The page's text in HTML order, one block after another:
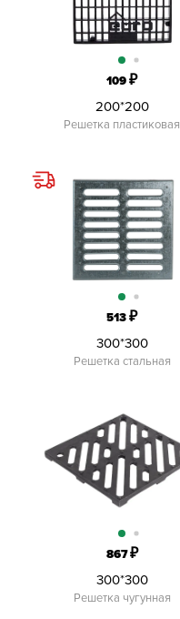
109₽
200*200
Решетка пластиковая
513₽
300*300
Решетка стальная
867₽
300*300
Решетка чугунная